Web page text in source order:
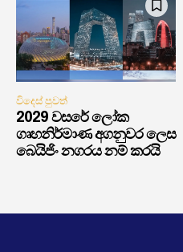
විදෙස් පුවත්
2029 වසරේ ලෝක
ගෘහනිර්මාණ අගනුවර ලෙස
බෙයිජිං නගරය නම් කරයි